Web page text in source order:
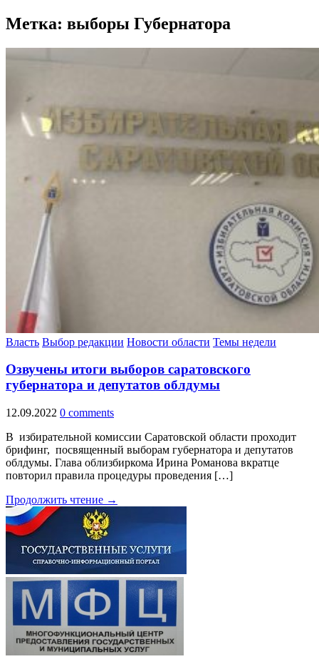
Метка: выборы Губернатора
Власть Выбор редакции Новости области Темы недели
Озвучены итоги выборов саратовского
губернатора и депутатов облдумы
12.09.2022 0 comments
В избирательной комиссии Саратовской области проходит
брифинг, посвященный выборам губернатора и депутатов
облдумы. Глава облизбиркома Ирина Романова вкратце
повторил правила процедуры проведения […]
Продолжить чтение →